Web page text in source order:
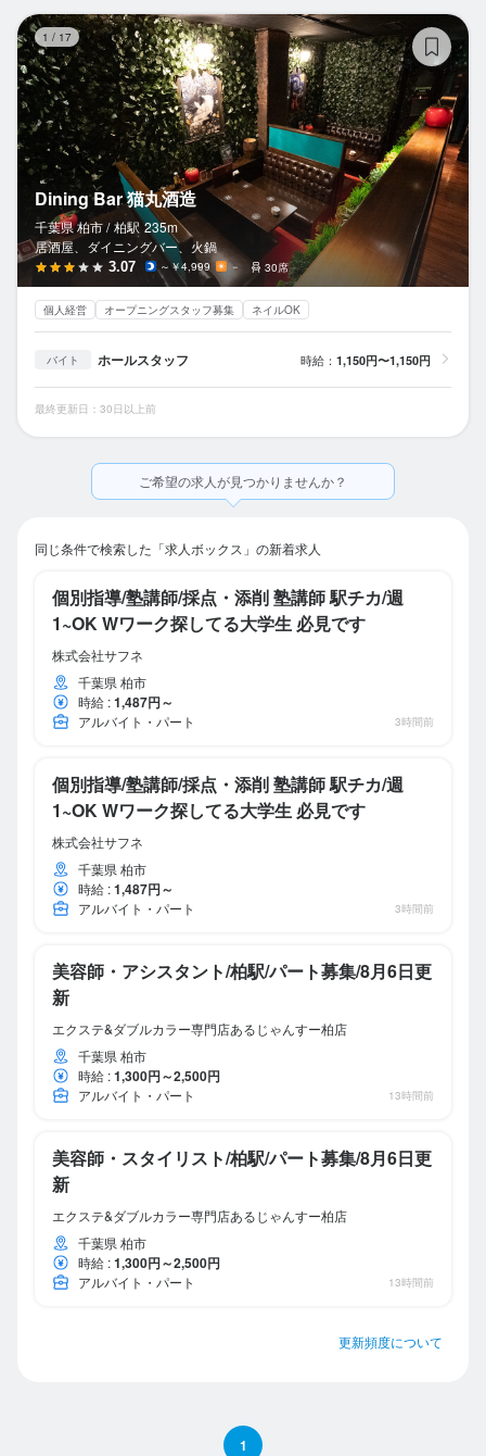
1 / 17
Dining Bar 猫丸酒造
千葉県 柏市 / 柏駅 235m
居酒屋、ダイニングバー、火鍋
3.07 ～￥4,999 － 30席
個人経営 オープニングスタッフ募集 ネイルOK
バイト ホールスタッフ 時給： 1,150円〜1,150円
最終更新日：30日以上前
ご希望の求人が見つかりませんか？
同じ条件で検索した「求人ボックス」の新着求人
個別指導/塾講師/採点・添削 塾講師 駅チカ/週
1~OK Wワーク探してる大学生 必見です
株式会社サフネ
千葉県 柏市
時給 :1,487円～
アルバイト・パート 3時間前
個別指導/塾講師/採点・添削 塾講師 駅チカ/週
1~OK Wワーク探してる大学生 必見です
株式会社サフネ
千葉県 柏市
時給 :1,487円～
アルバイト・パート 3時間前
美容師・アシスタント/柏駅/パート募集/8月6日更
新
エクステ&ダブルカラー専門店あるじゃんすー柏店
千葉県 柏市
時給 :1,300円～2,500円
アルバイト・パート 13時間前
美容師・スタイリスト/柏駅/パート募集/8月6日更
新
エクステ&ダブルカラー専門店あるじゃんすー柏店
千葉県 柏市
時給 :1,300円～2,500円
アルバイト・パート 13時間前
更新頻度について
1